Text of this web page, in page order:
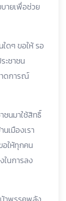
ายเพื่อช่วย
ดๆ ขอให้ รอ
ะชาชน
าดการณ์
ชนมาใช้สิทธิ์
เมืองเรา
อให้ทุกคน
ในการลง